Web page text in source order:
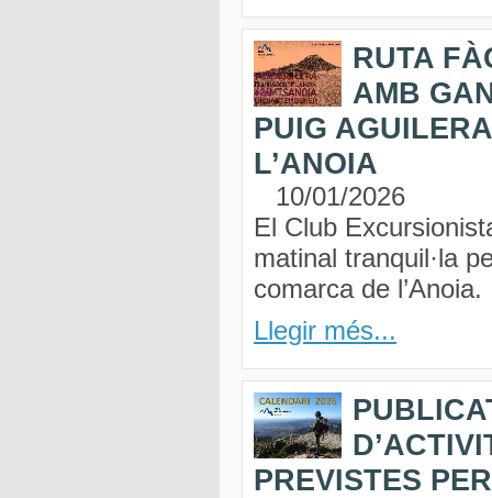
RUTA
AMB
PUIG
L’ANOIA
10/01/2026
El Club
matinal tranquil·la
comarca de l’Anoia.
Llegir més...
PREVISTES